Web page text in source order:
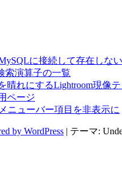
に接続して存在しな
索演算子の一覧
晴れにするLightroom現像
ページ
ニューバー項目を非表示に
by WordPress | テーマ: